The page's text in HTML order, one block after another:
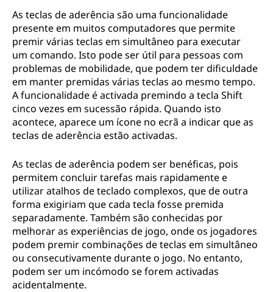
As teclas de aderência são uma funcionalidade
presente em muitos computadores que permite
premir várias teclas em simultâneo para executar
um comando. Isto pode ser útil para pessoas com
problemas de mobilidade, que podem ter dificuldade
em manter premidas várias teclas ao mesmo tempo.
A funcionalidade é activada premindo a tecla Shift
cinco vezes em sucessão rápida. Quando isto
acontece, aparece um ícone no ecrã a indicar que as
teclas de aderência estão activadas.
As teclas de aderência podem ser benéficas, pois
permitem concluir tarefas mais rapidamente e
utilizar atalhos de teclado complexos, que de outra
forma exigiriam que cada tecla fosse premida
separadamente. Também são conhecidas por
melhorar as experiências de jogo, onde os jogadores
podem premir combinações de teclas em simultâneo
ou consecutivamente durante o jogo. No entanto,
podem ser um incómodo se forem activadas
acidentalmente.